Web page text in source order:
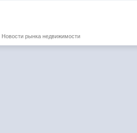
Новости рынка недвижимости